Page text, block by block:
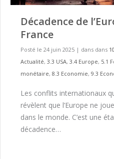
Décadence de
France
Posté le 24 juin 2025 | dans dans
Actualité, 3.3 USA, 3.4 Europe, 5.1
monétaire, 8.3 Economie, 9.3
Les conflits internationaux
révèlent que l’Europe ne
dans le monde. C’est une
décadence…